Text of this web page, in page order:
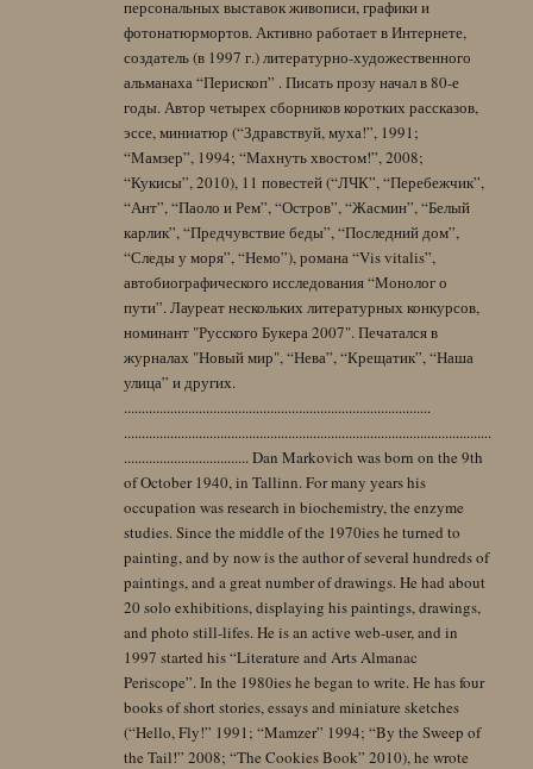
персональных выставок живописи, графики и
фотонатюрмортов. Активно работает в Интернете,
создатель (в 1997 г.) литературно-художественного
альманаха “Перископ” . Писать прозу начал в 80-е
годы. Автор четырех сборников коротких рассказов,
эссе, миниатюр (“Здравствуй, муха!”, 1991;
“Мамзер”, 1994; “Махнуть хвостом!”, 2008;
“Кукисы”, 2010), 11 повестей (“ЛЧК”, “Перебежчик”,
“Ант”, “Паоло и Рем”, “Остров”, “Жасмин”, “Белый
карлик”, “Предчувствие беды”, “Последний дом”,
“Следы у моря”, “Немо”), романа “Vis vitalis”,
автобиографического исследования “Монолог о
пути”. Лауреат нескольких литературных конкурсов,
номинант "Русского Букера 2007". Печатался в
журналах "Новый мир", “Нева”, “Крещатик”, “Наша
улица” и других.
......................................................................................
.......................................................................................................
................................... Dan Markovich was born on the 9th
of October 1940, in Tallinn. For many years his
occupation was research in biochemistry, the enzyme
studies. Since the middle of the 1970ies he turned to
painting, and by now is the author of several hundreds of
paintings, and a great number of drawings. He had about
20 solo exhibitions, displaying his paintings, drawings,
and photo still-lifes. He is an active web-user, and in
1997 started his “Literature and Arts Almanac
Periscope”. In the 1980ies he began to write. He has four
books of short stories, essays and miniature sketches
(“Hello, Fly!” 1991; “Mamzer” 1994; “By the Sweep of
the Tail!” 2008; “The Cookies Book” 2010), he wrote